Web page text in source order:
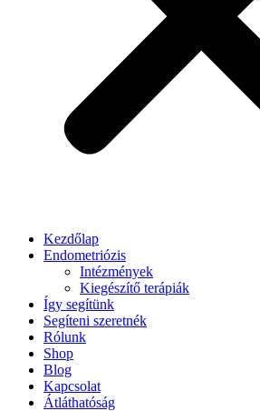
Kezdőlap
Endometriózis
Intézmények
Kiegészítő terápiák
Így segítünk
Segíteni szeretnék
Rólunk
Shop
Blog
Kapcsolat
Átláthatóság